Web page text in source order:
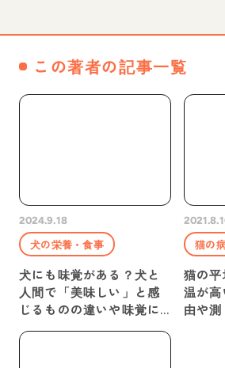
この著者の記事一覧
2024.9.18
犬の栄養・食事
犬にも味覚がある？犬と
人間で「美味しい」と感
じるものの違いや味覚に
ついて解説
猫の
猫の
温が
由や